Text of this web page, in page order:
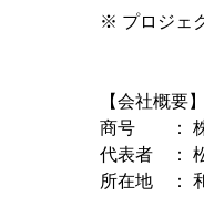
※ プロジェ
【会社概要】
商号 ： 株
代表者 ：
所在地 ：